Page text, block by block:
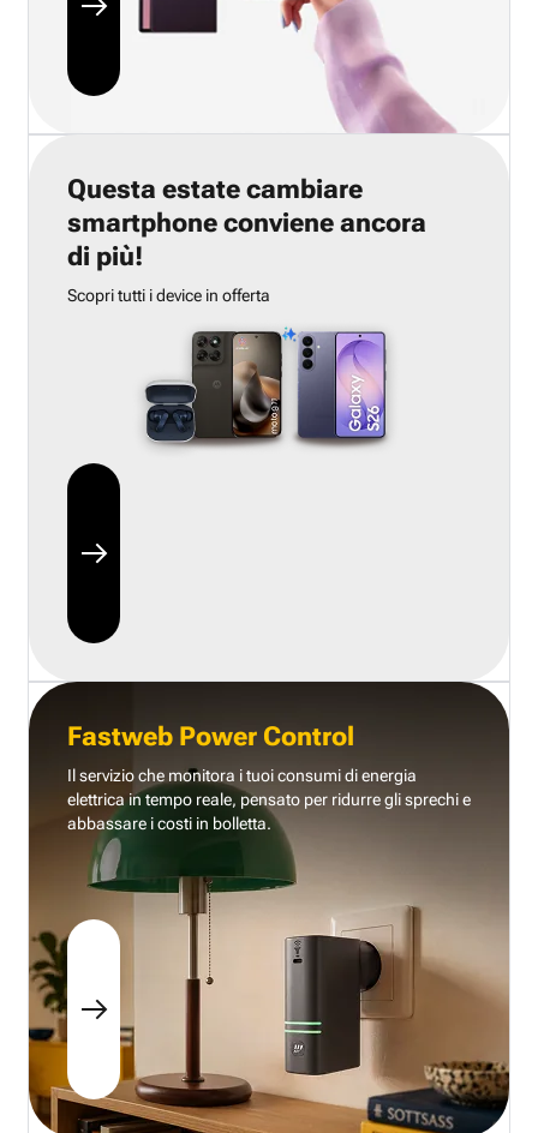
Questa estate cambiare
smartphone conviene ancora
di più!
Scopri tutti i device in offerta
Fastweb Power Control
Il servizio che monitora i tuoi consumi di energia
elettrica in tempo reale, pensato per ridurre gli sprechi e
abbassare i costi in bolletta.